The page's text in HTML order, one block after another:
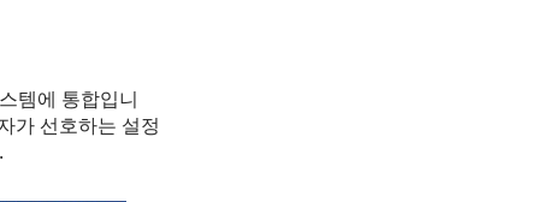
템에 통합입니
가 선호하는 설정